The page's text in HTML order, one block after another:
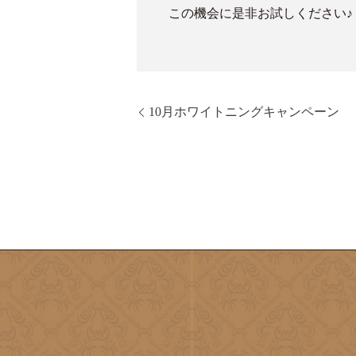
この機会に是非お試しください♪
10月ホワイトニングキャンペーン